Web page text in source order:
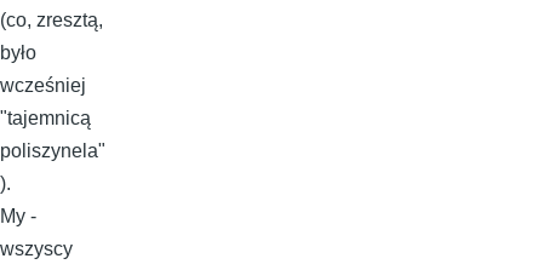
(co, zresztą,
było
wcześniej
"tajemnicą
poliszynela"
).
My -
wszyscy